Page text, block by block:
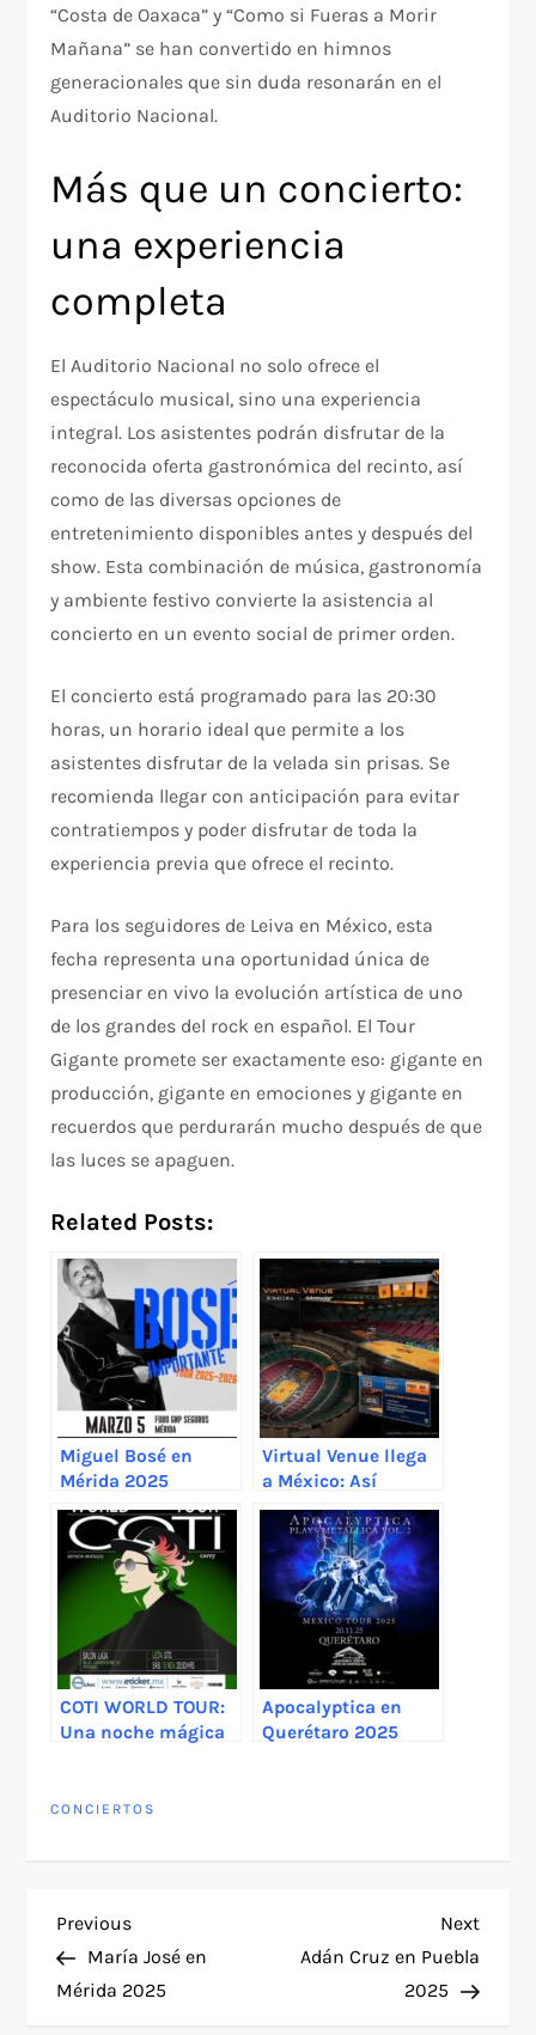
“Costa de Oaxaca” y “Como si Fueras a Morir
Mañana” se han convertido en himnos
generacionales que sin duda resonarán en el
Auditorio Nacional.
Más que un concierto:
una experiencia
completa
El Auditorio Nacional no solo ofrece el
espectáculo musical, sino una experiencia
integral. Los asistentes podrán disfrutar de la
reconocida oferta gastronómica del recinto, así
como de las diversas opciones de
entretenimiento disponibles antes y después del
show. Esta combinación de música, gastronomía
y ambiente festivo convierte la asistencia al
concierto en un evento social de primer orden.
El concierto está programado para las 20:30
horas, un horario ideal que permite a los
asistentes disfrutar de la velada sin prisas. Se
recomienda llegar con anticipación para evitar
contratiempos y poder disfrutar de toda la
experiencia previa que ofrece el recinto.
Para los seguidores de Leiva en México, esta
fecha representa una oportunidad única de
presenciar en vivo la evolución artística de uno
de los grandes del rock en español. El Tour
Gigante promete ser exactamente eso: gigante en
producción, gigante en emociones y gigante en
recuerdos que perdurarán mucho después de que
las luces se apaguen.
Related Posts:
Miguel Bosé en
Mérida 2025
Virtual Venue llega
a México: Así
funciona la vista
360° para elegir tus
asientos en
Ticketmaster
COTI WORLD TOUR:
Una noche mágica
Apocalyptica en
Querétaro 2025
CONCIERTOS
P
o
Previous
Post
Previous
María José en
Mérida 2025
Next
Post
Next
Adán Cruz en Puebla
2025